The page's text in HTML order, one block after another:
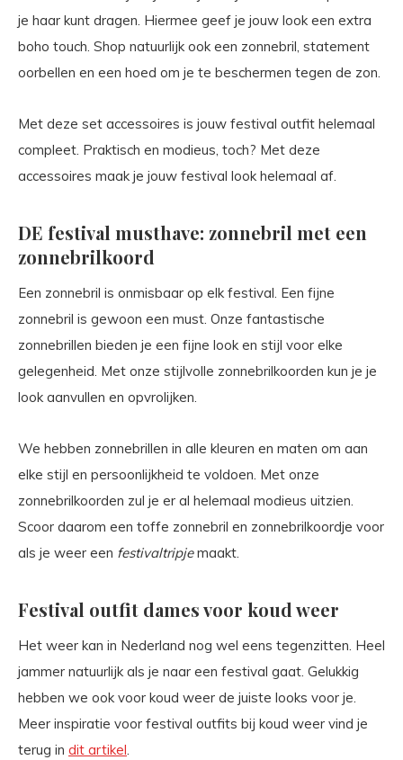
je haar kunt dragen. Hiermee geef je jouw look een extra
boho touch. Shop natuurlijk ook een zonnebril, statement
oorbellen en een hoed om je te beschermen tegen de zon.
Met deze set accessoires is jouw festival outfit helemaal
compleet. Praktisch en modieus, toch? Met deze
accessoires maak je jouw festival look helemaal af.
DE festival musthave: zonnebril met een
zonnebrilkoord
Een zonnebril is onmisbaar op elk festival. Een fijne
zonnebril is gewoon een must. Onze fantastische
zonnebrillen bieden je een fijne look en stijl voor elke
gelegenheid. Met onze stijlvolle zonnebrilkoorden kun je je
look aanvullen en opvrolijken.
We hebben zonnebrillen in alle kleuren en maten om aan
elke stijl en persoonlijkheid te voldoen. Met onze
zonnebrilkoorden zul je er al helemaal modieus uitzien.
Scoor daarom een toffe zonnebril en zonnebrilkoordje voor
als je weer een festivaltripjemaakt.
Festival outfit dames voor koud weer
Het weer kan in Nederland nog wel eens tegenzitten. Heel
jammer natuurlijk als je naar een festival gaat. Gelukkig
hebben we ook voor koud weer de juiste looks voor je.
Meer inspiratie voor festival outfits bij koud weer vind je
terug in dit artikel